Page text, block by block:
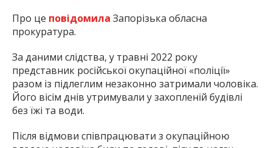
Про це повідомила Запорізька обласна
прокуратура.
За даними слідства, у травні 2022 року
представник російської окупаційної «поліції»
разом із підлеглим незаконно затримали чоловіка.
Його вісім днів утримували у захопленій будівлі
без їжі та води.
Після відмови співпрацювати з окупаційною